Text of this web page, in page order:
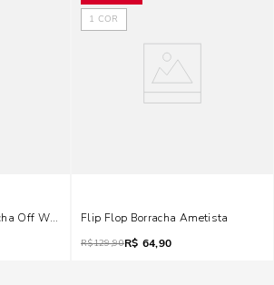
Off White
1 COR
Flip Flop Borracha Ametista
R$129,90R$ 64,90